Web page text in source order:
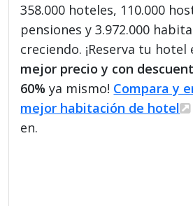
358.000 hoteles, 110.000
pensiones y 3.972.000
creciendo. ¡Reserva tu hotel
mejor precio y con
60% ya mismo! Compara y
mejor habitación de hotel
en.